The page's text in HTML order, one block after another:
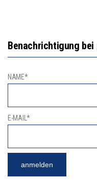
Benachrichtigung bei
NAME*
E-MAIL*